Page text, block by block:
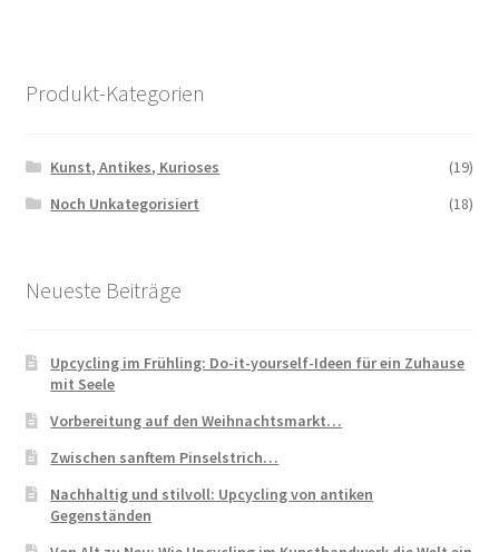
Produkt-Kategorien
Kunst, Antikes, Kurioses
(19)
Noch Unkategorisiert
(18)
Neueste Beiträge
Upcycling im Frühling: Do-it-yourself-Ideen für ein Zuhause
mit Seele
Vorbereitung auf den Weihnachtsmarkt…
Zwischen sanftem Pinselstrich…
Nachhaltig und stilvoll: Upcycling von antiken
Gegenständen